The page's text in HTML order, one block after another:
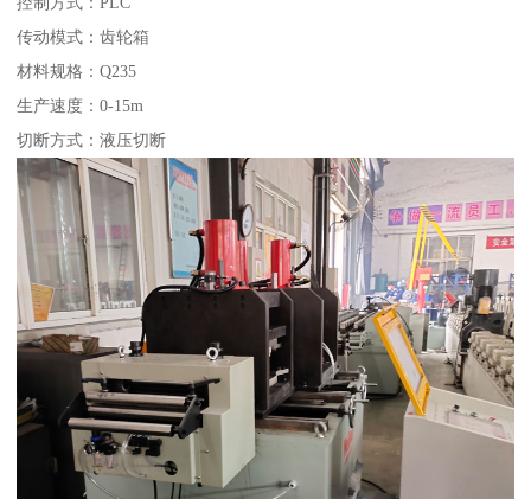
传动模式：齿轮箱
材料规格：Q235
生产速度：0-15m
切断方式：液压切断